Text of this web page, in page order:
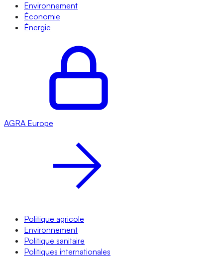
Environnement
Économie
Énergie
AGRA Europe
Politique agricole
Environnement
Politique sanitaire
Politiques internationales